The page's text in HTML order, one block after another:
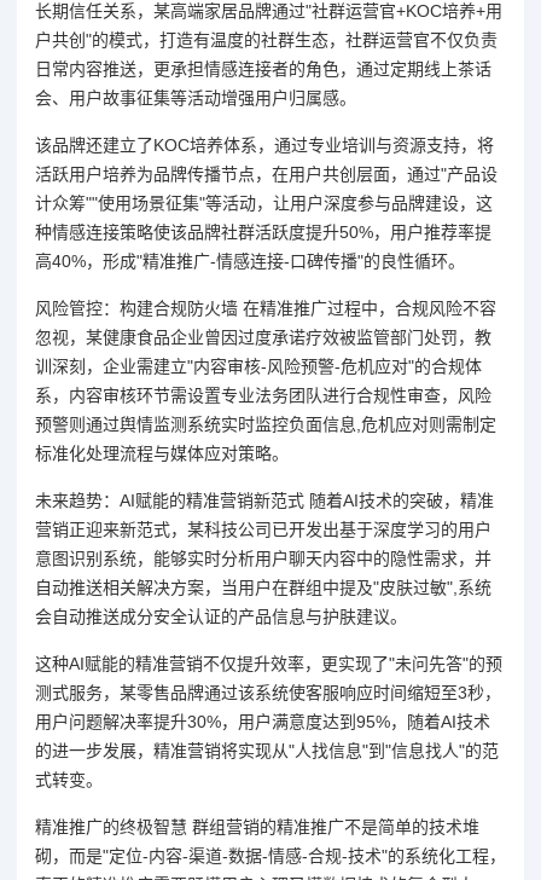
长期信任关系，某高端家居品牌通过"社群运营官+KOC培养+用
户共创"的模式，打造有温度的社群生态，社群运营官不仅负责
日常内容推送，更承担情感连接者的角色，通过定期线上茶话
会、用户故事征集等活动增强用户归属感。
该品牌还建立了KOC培养体系，通过专业培训与资源支持，将
活跃用户培养为品牌传播节点，在用户共创层面，通过"产品设
计众筹""使用场景征集"等活动，让用户深度参与品牌建设，这
种情感连接策略使该品牌社群活跃度提升50%，用户推荐率提
高40%，形成"精准推广-情感连接-口碑传播"的良性循环。
风险管控：构建合规防火墙 在精准推广过程中，合规风险不容
忽视，某健康食品企业曾因过度承诺疗效被监管部门处罚，教
训深刻，企业需建立"内容审核-风险预警-危机应对"的合规体
系，内容审核环节需设置专业法务团队进行合规性审查，风险
预警则通过舆情监测系统实时监控负面信息,危机应对则需制定
标准化处理流程与媒体应对策略。
未来趋势：AI赋能的精准营销新范式 随着AI技术的突破，精准
营销正迎来新范式，某科技公司已开发出基于深度学习的用户
意图识别系统，能够实时分析用户聊天内容中的隐性需求，并
自动推送相关解决方案，当用户在群组中提及"皮肤过敏",系统
会自动推送成分安全认证的产品信息与护肤建议。
这种AI赋能的精准营销不仅提升效率，更实现了"未问先答"的预
测式服务，某零售品牌通过该系统使客服响应时间缩短至3秒，
用户问题解决率提升30%，用户满意度达到95%，随着AI技术
的进一步发展，精准营销将实现从"人找信息"到"信息找人"的范
式转变。
精准推广的终极智慧 群组营销的精准推广不是简单的技术堆
砌，而是"定位-内容-渠道-数据-情感-合规-技术"的系统化工程，